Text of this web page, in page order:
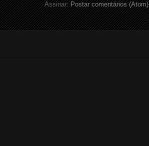
Assinar:Postar comentários (Atom)